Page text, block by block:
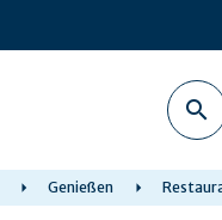
Genießen